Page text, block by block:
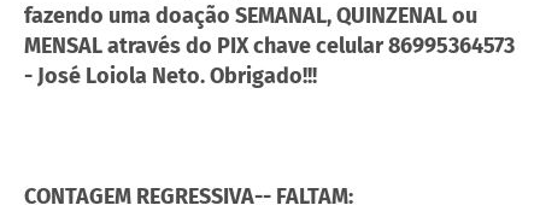
fazendo uma doação SEMANAL, QUINZENAL ou
MENSAL através do PIX chave celular 86995364573
- José Loiola Neto. Obrigado!!!
CONTAGEM REGRESSIVA-- FALTAM: